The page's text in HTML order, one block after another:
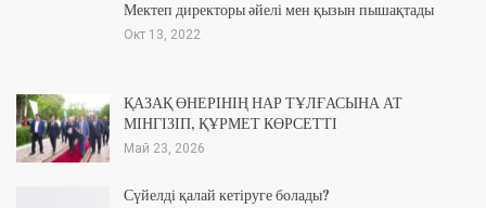
Мектеп директоры әйелі мен қызын пышақтады
Окт 13, 2022
ҚАЗАҚ ӨНЕРІНІҢ НАР ТҰЛҒАСЫНА АТ
МІНГІЗІП, ҚҰРМЕТ КӨРСЕТТІ
Май 23, 2026
Сүйелді қалай кетіруге болады?